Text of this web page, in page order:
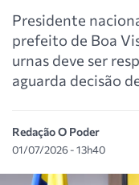
Presidente
prefeito de Boa
urnas deve ser
aguarda decisão
Redação O Poder
01/07/2026 - 13h40